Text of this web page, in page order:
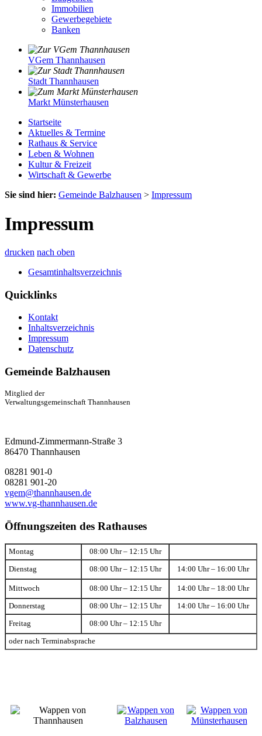
Immobilien
Gewerbegebiete
Banken
VGem Thannhausen
Stadt Thannhausen
Markt Münsterhausen
Startseite
Aktuelles & Termine
Rathaus & Service
Leben & Wohnen
Kultur & Freizeit
Wirtschaft & Gewerbe
Sie sind hier: Gemeinde Balzhausen > Impressum
Impressum
drucken nach oben
Gesamtinhaltsverzeichnis
Quicklinks
Kontakt
Inhaltsverzeichnis
Impressum
Datenschutz
Gemeinde Balzhausen
Mitglied der
Verwaltungsgemeinschaft Thannhausen
Edmund-Zimmermann-Straße 3
86470 Thannhausen
08281 901-0
08281 901-20
vgem@thannhausen.de
www.vg-thannhausen.de
Öffnungszeiten des Rathauses
Montag 08:00 Uhr – 12:15 Uhr
Dienstag 08:00 Uhr – 12:15 Uhr 14:00 Uhr – 16:00 Uhr
Mittwoch 08:00 Uhr – 12:15 Uhr 14:00 Uhr – 18:00 Uhr
Donnerstag 08:00 Uhr – 12:15 Uhr 14:00 Uhr – 16:00 Uhr
Freitag 08:00 Uhr – 12:15 Uhr
oder nach Terminabsprache